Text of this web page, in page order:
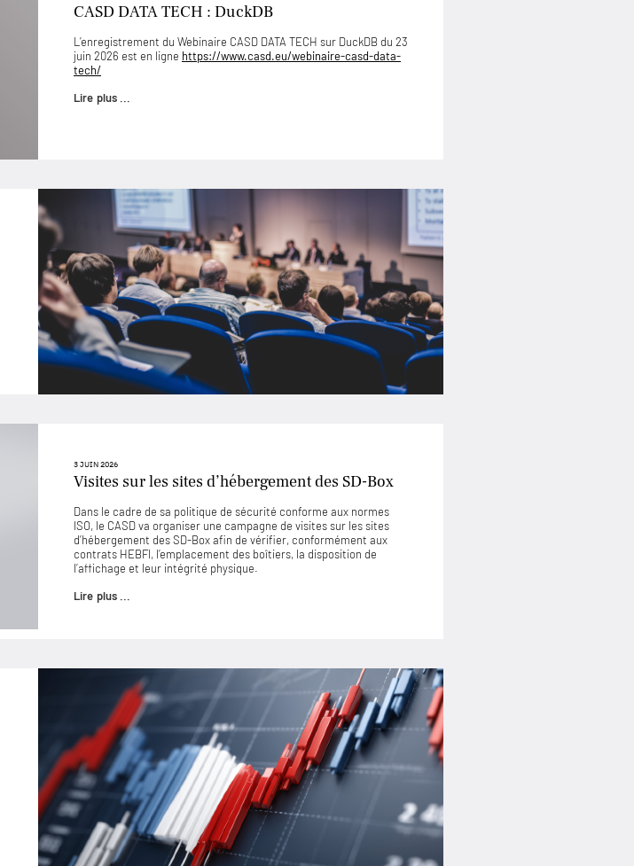
CASD DATA TECH : DuckDB
L’enregistrement du Webinaire CASD DATA TECH sur DuckDB du 23
juin 2026 est en ligne https://www.casd.eu/webinaire-casd-data-
tech/
Lire plus ...
3 JUIN 2026
Visites sur les sites d’hébergement des SD-Box
Dans le cadre de sa politique de sécurité conforme aux normes
ISO, le CASD va organiser une campagne de visites sur les sites
d’hébergement des SD-Box afin de vérifier, conformément aux
contrats HEBFI, l’emplacement des boîtiers, la disposition de
l’affichage et leur intégrité physique.
Lire plus ...